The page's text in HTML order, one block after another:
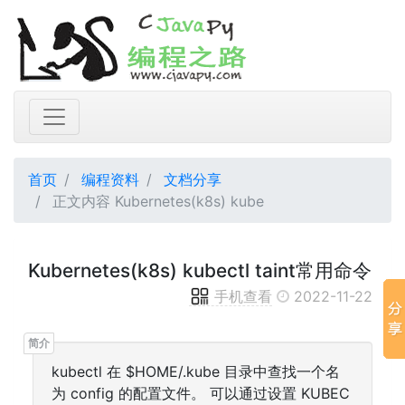
首页 编程资料
文档分享
正文内容 Kubernetes(k8s) kube
Kubernetes(k8s) kubectl taint常用命令
手机查看 2022-11-22
kubectl 在 $HOME/.kube 目录中查找一个名
为 config 的配置文件。 可以通过设置 KUBEC